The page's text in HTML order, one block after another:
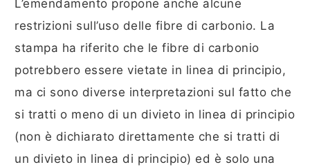
L’emendamento propone anche alcune
restrizioni sull’uso delle fibre di carbonio. La
stampa ha riferito che le fibre di carbonio
potrebbero essere vietate in linea di principio,
ma ci sono diverse interpretazioni sul fatto che
si tratti o meno di un divieto in linea di principio
(non è dichiarato direttamente che si tratti di
un divieto in linea di principio) ed è solo una